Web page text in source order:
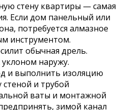
стену квартиры — самая
Если дом панельный или
потребуется алмазное
инструментом.
обычная дрель.
уклоном наружу.
и выполнить изоляцию
и трубой
ваты и монтажной
зимой канал